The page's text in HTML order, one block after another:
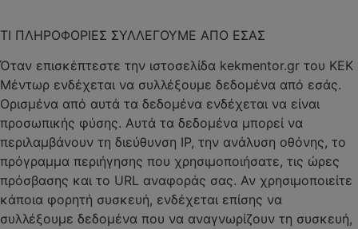
ΤΙ ΠΛΗΡΟΦΟΡΙΕΣ ΣΥΛΛΕΓΟΥΜΕ ΑΠΟ ΕΣΑΣ
Όταν επισκέπτεστε την ιστοσελίδα kekmentor.gr του ΚΕΚ
Μέντωρ ενδέχεται να συλλέξουμε δεδομένα από εσάς.
Ορισμένα από αυτά τα δεδομένα ενδέχεται να είναι
προσωπικής φύσης. Αυτά τα δεδομένα μπορεί να
περιλαμβάνουν τη διεύθυνση IP, την ανάλυση οθόνης, το
πρόγραμμα περιήγησης που χρησιμοποιήσατε, τις ώρες
πρόσβασης και το URL αναφοράς σας. Αν χρησιμοποιείτε
κάποια φορητή συσκευή, ενδέχεται επίσης να
συλλέξουμε δεδομένα που να αναγνωρίζουν τη συσκευή,